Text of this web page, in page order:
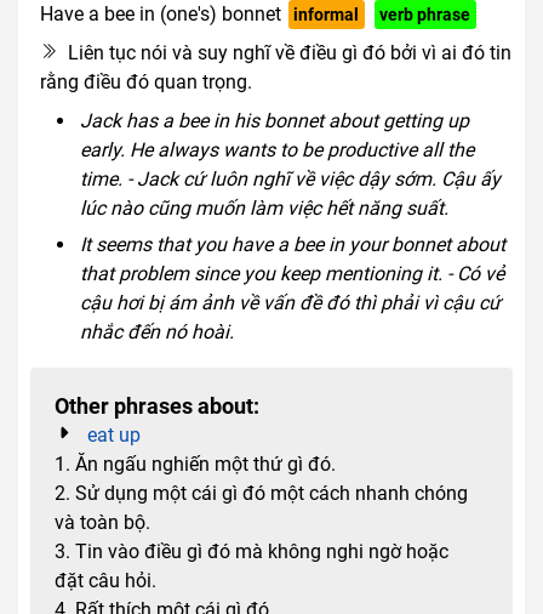
Have a bee in (one's) bonnet informal verb phrase
Liên tục nói và suy nghĩ về điều gì đó bởi vì ai đó tin
rằng điều đó quan trọng.
Jack has a bee in his bonnet about getting up
early. He always wants to be productive all the
time. - Jack cứ luôn nghĩ về việc dậy sớm. Cậu ấy
lúc nào cũng muốn làm việc hết năng suất.
It seems that you have a bee in your bonnet about
that problem since you keep mentioning it. - Có vẻ
cậu hơi bị ám ảnh về vấn đề đó thì phải vì cậu cứ
nhắc đến nó hoài.
Other phrases about:
eat up
1. Ăn ngấu nghiến một thứ gì đó.
2. Sử dụng một cái gì đó một cách nhanh chóng
và toàn bộ.
3. Tin vào điều gì đó mà không nghi ngờ hoặc
đặt câu hỏi.